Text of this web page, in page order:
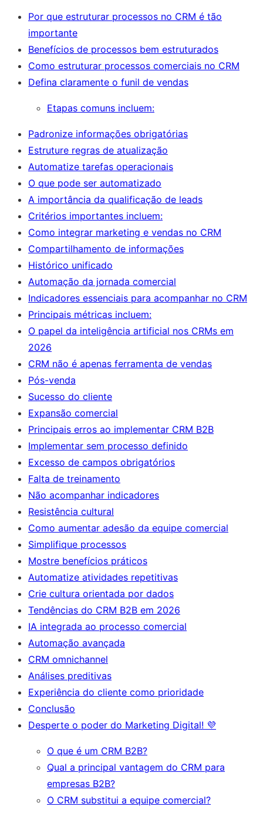
Por que estruturar processos no CRM é tão
importante
Benefícios de processos bem estruturados
Como estruturar processos comerciais no CRM
Defina claramente o funil de vendas
Etapas comuns incluem:
Padronize informações obrigatórias
Estruture regras de atualização
Automatize tarefas operacionais
O que pode ser automatizado
A importância da qualificação de leads
Critérios importantes incluem:
Como integrar marketing e vendas no CRM
Compartilhamento de informações
Histórico unificado
Automação da jornada comercial
Indicadores essenciais para acompanhar no CRM
Principais métricas incluem:
O papel da inteligência artificial nos CRMs em
2026
CRM não é apenas ferramenta de vendas
Pós-venda
Sucesso do cliente
Expansão comercial
Principais erros ao implementar CRM B2B
Implementar sem processo definido
Excesso de campos obrigatórios
Falta de treinamento
Não acompanhar indicadores
Resistência cultural
Como aumentar adesão da equipe comercial
Simplifique processos
Mostre benefícios práticos
Automatize atividades repetitivas
Crie cultura orientada por dados
Tendências do CRM B2B em 2026
IA integrada ao processo comercial
Automação avançada
CRM omnichannel
Análises preditivas
Experiência do cliente como prioridade
Conclusão
Desperte o poder do Marketing Digital! 💜
O que é um CRM B2B?
Qual a principal vantagem do CRM para
empresas B2B?
O CRM substitui a equipe comercial?